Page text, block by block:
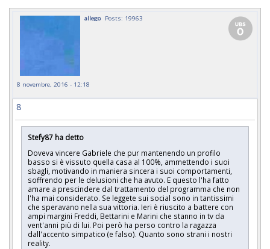
allego Posts: 19963
8 novembre, 2016 - 12:18
8
Stefy87 ha detto
Doveva vincere Gabriele che pur mantenendo un profilo
basso si è vissuto quella casa al 100%, ammettendo i suoi
sbagli, motivando in maniera sincera i suoi comportamenti,
soffrendo per le delusioni che ha avuto. E questo l'ha fatto
amare a prescindere dal trattamento del programma che non
l'ha mai considerato. Se leggete sui social sono in tantissimi
che speravano nella sua vittoria. Ieri è riuscito a battere con
ampi margini Freddi, Bettarini e Marini che stanno in tv da
vent'anni più di lui. Poi però ha perso contro la ragazza
dall'accento simpatico (e falso). Quanto sono strani i nostri
reality.